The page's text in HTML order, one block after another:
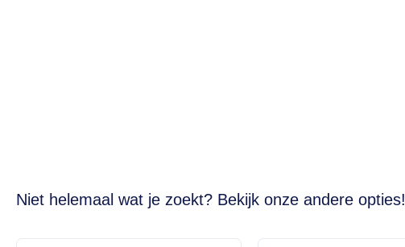
Niet helemaal wat je zoekt? Bekijk onze andere opties!